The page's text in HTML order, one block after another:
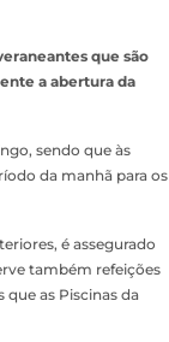
que são
a abertura da
sendo que às
da manhã para os
é assegurado
também refeições
as Piscinas da